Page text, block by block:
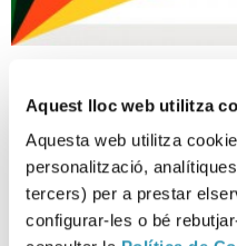
Aquest lloc web utilitza
Aquesta web utilitza
personalització,
tercers) per a prestar
configurar-les o bé
La família, la
15-03-2022
ENTORNS